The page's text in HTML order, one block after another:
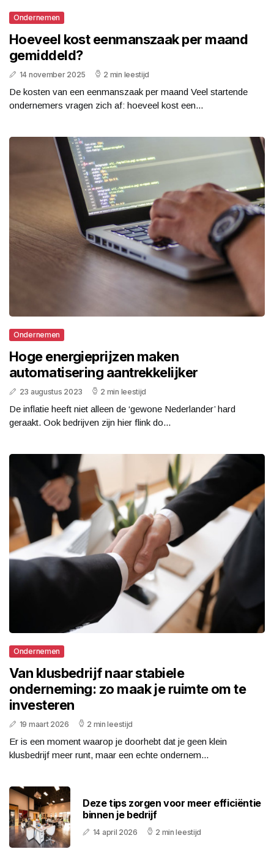
Ondernemen
Hoeveel kost eenmanszaak per maand
gemiddeld?
14 november 2025 2 min leestijd
De kosten van een eenmanszaak per maand Veel startende
ondernemers vragen zich af: hoeveel kost een...
Ondernemen
Hoge energieprijzen maken
automatisering aantrekkelijker
23 augustus 2023 2 min leestijd
De inflatie heeft niet alleen de ‘gewone Nederlander’ hard
geraakt. Ook bedrijven zijn hier flink do...
Ondernemen
Van klusbedrijf naar stabiele
onderneming: zo maak je ruimte om te
investeren
19 maart 2026 2 min leestijd
Er is een moment waarop je doorhebt dat je geen klein
klusbedrijf meer runt, maar een echte ondernem...
Deze tips zorgen voor meer efficiëntie
binnen je bedrijf
14 april 2026 2 min leestijd